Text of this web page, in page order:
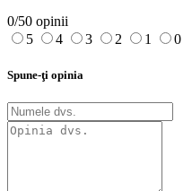
0/50 opinii
5
4 3 2 1 0
Spune-ţi opinia